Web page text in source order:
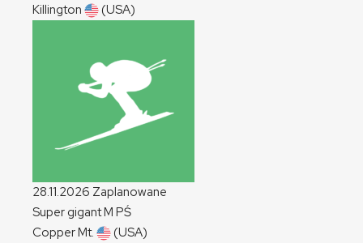
Killington
(USA)
28.11.2026 Zaplanowane
Super gigantM PŚ
Copper Mt.
(USA)